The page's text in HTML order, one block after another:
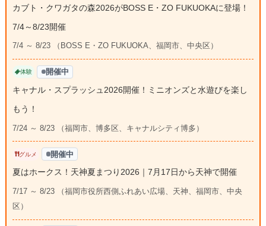
カブト・クワガタの森2026がBOSS E・ZO FUKUOKAに登場！
7/4～8/23開催
7/4 ～ 8/23 （BOSS E・ZO FUKUOKA、福岡市、中央区）
体験 開催中
キャナル・スプラッシュ2026開催！ミニオンズと水遊びを楽し
もう！
7/24 ～ 8/23 （福岡市、博多区、キャナルシティ博多）
グルメ 開催中
夏はホークス！天神夏まつり2026｜7月17日から天神で開催
7/17 ～ 8/23 （福岡市役所西側ふれあい広場、天神、福岡市、中央
区）